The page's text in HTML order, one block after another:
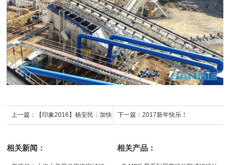
上一篇： 【印象2016】杨安民：加快 下一篇：2017新年快乐！
相关新闻： 相关产品：